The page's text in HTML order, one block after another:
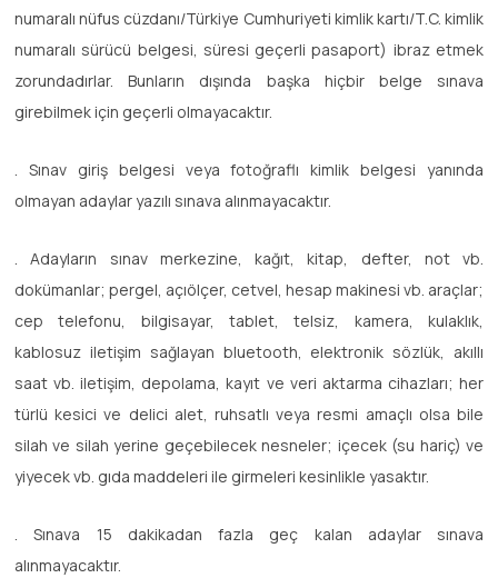
numaralı nüfus cüzdanı/Türkiye Cumhuriyeti kimlik kartı/T.C. kimlik
numaralı sürücü belgesi, süresi geçerli pasaport) ibraz etmek
zorundadırlar. Bunların dışında başka hiçbir belge sınava
girebilmek için geçerli olmayacaktır.
. Sınav giriş belgesi veya fotoğraflı kimlik belgesi yanında
olmayan adaylar yazılı sınava alınmayacaktır.
. Adayların sınav merkezine, kağıt, kitap, defter, not vb.
dokümanlar; pergel, açıölçer, cetvel, hesap makinesi vb. araçlar;
cep telefonu, bilgisayar, tablet, telsiz, kamera, kulaklık,
kablosuz iletişim sağlayan bluetooth, elektronik sözlük, akıllı
saat vb. iletişim, depolama, kayıt ve veri aktarma cihazları; her
türlü kesici ve delici alet, ruhsatlı veya resmi amaçlı olsa bile
silah ve silah yerine geçebilecek nesneler; içecek (su hariç) ve
yiyecek vb. gıda maddeleri ile girmeleri kesinlikle yasaktır.
. Sınava 15 dakikadan fazla geç kalan adaylar sınava
alınmayacaktır.